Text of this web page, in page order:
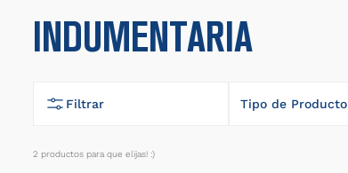
INDUMENTARIA
Filtrar Tipo de Producto
2 productos